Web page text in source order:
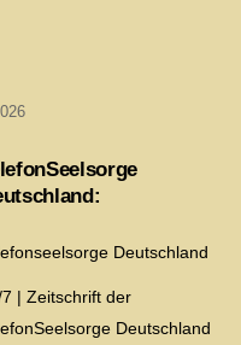
Deutschland
7 | Zeitschrift der
Deutschland